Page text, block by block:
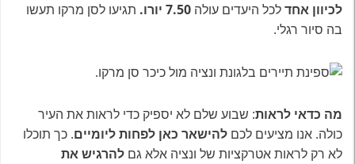
לכיוון אחדלכל היעדים עולה 7.50 יורו.
תגיעו לסן מרקו תעשו
בה סיור רגלי.
מה כדאי לראות: שבוע שלם לא יספיק כדי לראות את העיר
כולה. אנו מציעים לכם להישאר כאן לפחות ליומיים. כך תוכלו
לא רק לראות אטרקציות של ונציה אלא גם להרגיש את